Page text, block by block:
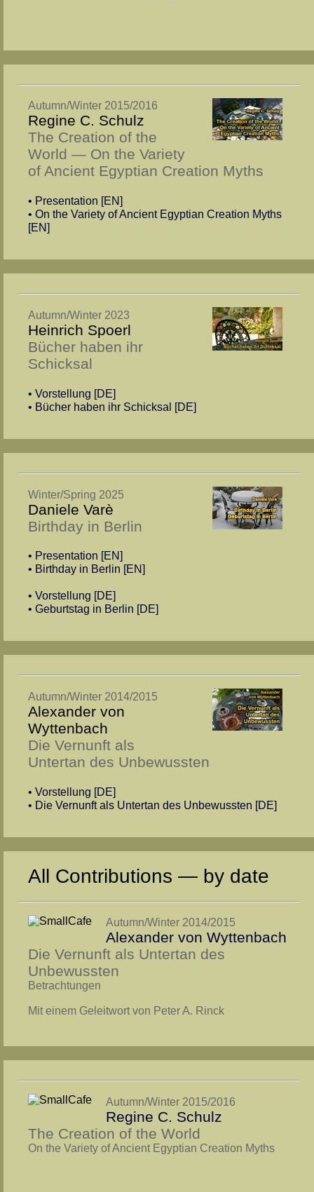
Autumn/Winter 2015/2016
Regine C. Schulz
The Creation of the
World — On the Variety
of Ancient Egyptian Creation Myths
• Presentation [EN]
• On the Variety of Ancient Egyptian Creation Myths
[EN]
Autumn/Winter 2023
Heinrich Spoerl
Bücher haben ihr
Schicksal
• Vorstellung [DE]
• Bücher haben ihr Schicksal [DE]
Winter/Spring 2025
Daniele Varè
Birthday in Berlin
• Presentation [EN]
• Birthday in Berlin [EN]
• Vorstellung [DE]
• Geburtstag in Berlin [DE]
Autumn/Winter 2014/2015
Alexander von
Wyttenbach
Die Vernunft als
Untertan des Unbewussten
• Vorstellung [DE]
• Die Vernunft als Untertan des Unbewussten [DE]
All Contributions — by date
Autumn/Winter 2014/2015
Alexander von Wyttenbach
Die Vernunft als Untertan des
Unbewussten
Betrachtungen
Mit einem Geleitwort von Peter A. Rinck
Autumn/Winter 2015/2016
Regine C. Schulz
The Creation of the World
On the Variety of Ancient Egyptian Creation Myths